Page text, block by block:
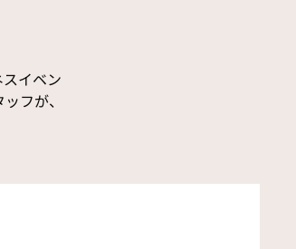
イベン
フが、